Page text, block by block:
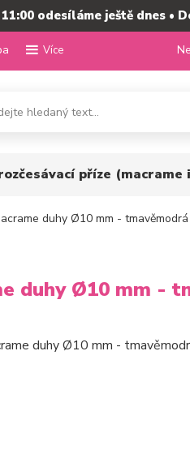
odesíláme ještě dnes •
Více
příze (macrame
duhy Ø10 mm - tmavěmodrá
duhy Ø10 mm -